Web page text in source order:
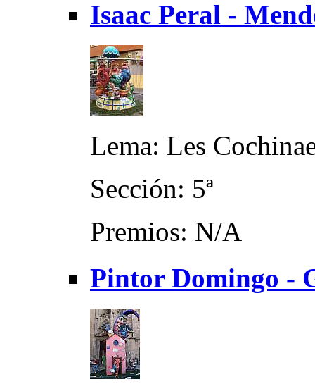
Isaac Peral -
Lema: Les
Sección: 5ª
Premios: N/A
Pintor Domingo -